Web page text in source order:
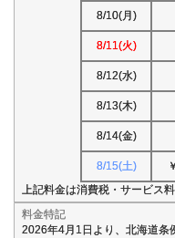
8/10(月)
8/11(火)
8/12(水)
8/13(木)
8/14(金)
8/15(土)
上記料金は消費税・サービス
料金特記
2026年4月1日より、北海道条